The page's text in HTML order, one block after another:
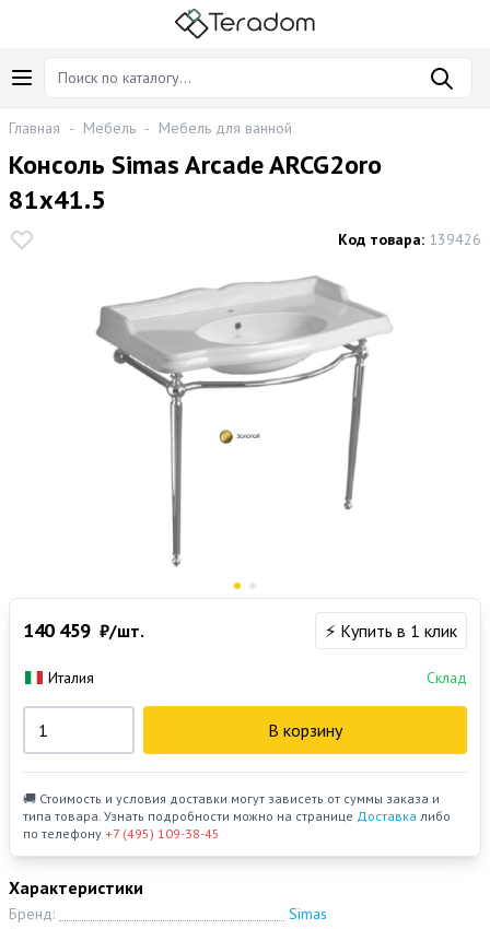
Главная - Мебель - Мебель для ванной
Консоль Simas Arcade ARCG2oro
81х41.5
Код товара: 139426
Характеристики
Бренд:
Simas
140 459 ₽/шт. ⚡ Купить в 1 клик
Италия Склад
В корзину
🚚 Стоимость и условия доставки могут зависеть от суммы заказа и
типа товара. Узнать подробности можно на странице Доставка либо
по телефону +7 (495) 109-38-45